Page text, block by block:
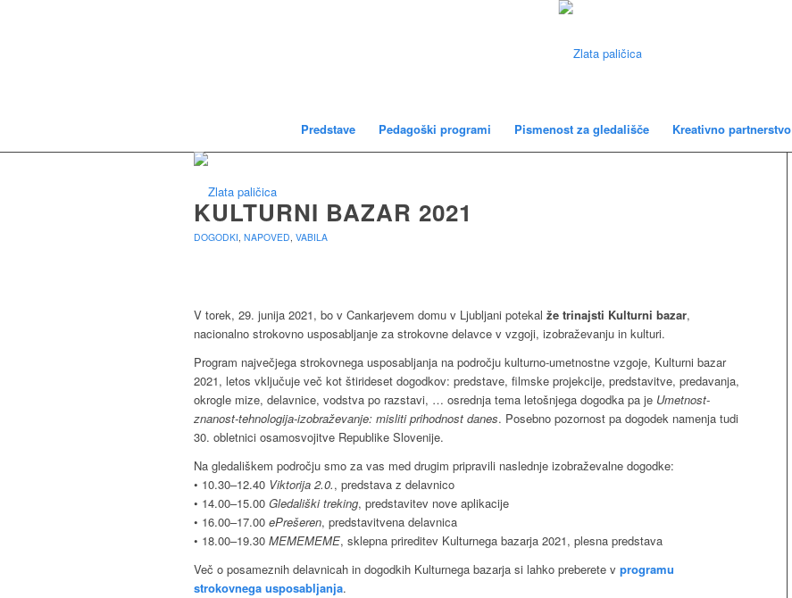
Predstave Pedagoški programi Pismenost za gledališče Kreativno partnerstvo
KULTURNI BAZAR 2021
DOGODKI, NAPOVED, VABILA
V torek, 29. junija 2021, bo v Cankarjevem domu v Ljubljani potekal že trinajsti Kulturni bazar,
nacionalno strokovno usposabljanje za strokovne delavce v vzgoji, izobraževanju in kulturi.
Program največjega strokovnega usposabljanja na področju kulturno-umetnostne vzgoje, Kulturni bazar
2021, letos vključuje več kot štirideset dogodkov: predstave, filmske projekcije, predstavitve, predavanja,
okrogle mize, delavnice, vodstva po razstavi, … osrednja tema letošnjega dogodka pa je Umetnost-
znanost-tehnologija-izobraževanje: misliti prihodnost danes. Posebno pozornost pa dogodek namenja tudi
30. obletnici osamosvojitve Republike Slovenije.
Na gledališkem področju smo za vas med drugim pripravili naslednje izobraževalne dogodke:
• 10.30–12.40 Viktorija 2.0., predstava z delavnico
• 14.00–15.00 Gledališki treking, predstavitev nove aplikacije
• 16.00–17.00 ePrešeren, predstavitvena delavnica
• 18.00–19.30 MEMEMEME, sklepna prireditev Kulturnega bazarja 2021, plesna predstava
Več o posameznih delavnicah in dogodkih Kulturnega bazarja si lahko preberete v programu
strokovnega usposabljanja.